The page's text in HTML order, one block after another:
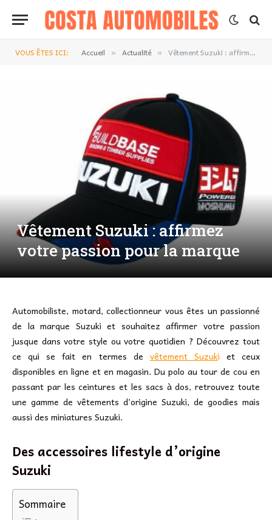
VOUS ÊTES ICI: Accueil » Actualité » Vêtement Suzuki : affirmez votre passion pour la marque
Vêtement Suzuki : affirmez
votre passion pour la marque
Automobiliste, motard, collectionneur vous êtes un passionné
de la marque Suzuki et souhaitez affirmer votre passion
jusque dans votre style ou votre quotidien ? Découvrez tout
ce qui se fait en termes de vêtement Suzuki et ceux
disponibles en ligne et en magasin. Du polo au tour de cou en
passant par les ceintures et les sacs à dos, retrouvez toute
une gamme de vêtements d’origine Suzuki, de goodies mais
aussi des miniatures Suzuki.
Des accessoires lifestyle d’origine
Suzuki
Sommaire